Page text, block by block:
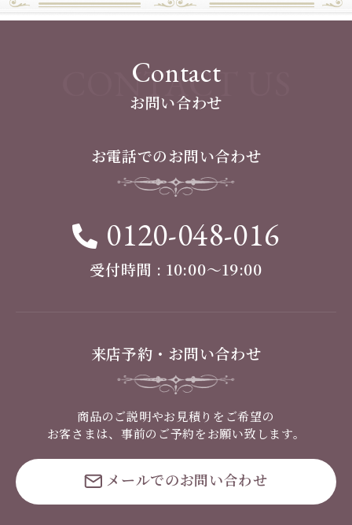
Contact
お問い合わせ
CONTACT US
お電話でのお問い合わせ
0120-048-016
受付時間 : 10:00〜19:00
来店予約・お問い合わせ
商品のご説明やお見積りをご希望の
お客さまは、事前のご予約をお願い致します。
メールでのお問い合わせ